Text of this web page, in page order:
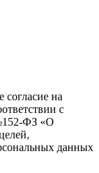
на
с
ФЗ «О
данных